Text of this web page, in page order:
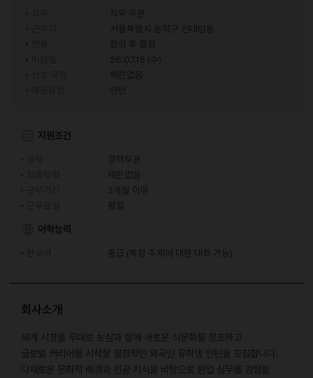
직무 무관
서울특별시 동작구 신대방동
협의 후 결정
26.07.15 (수)
제한없음
인턴
지원조건
경력무관
제한없음
3개월 이하
평일
어학능력
중급 (특정 주제에 대한 대화 가능)
회사소개
세계 시장을 무대로 농심과 함께 새로운 식문화를 창조하고
글로벌 커리어를 시작할 열정적인 외국인 유학생 인턴을 모집합니다.
다채로운 문화적 배경과 전공 지식을 바탕으로 현업 실무를 경험할